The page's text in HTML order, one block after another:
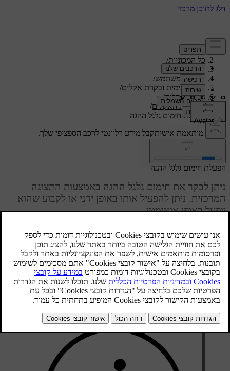
תמיכה/
כל המכוניות/
S60 2024
/
מדריך למשתמש/
נוחות פנימית ובקרת אקלים/
בקרת אקלים/
בקרות האקלים/
הפעלת חימום גלגל ההגה
תמיכה מותאמת אישיתקבל מידע רלוונטי לרכב הספציפי שלך.
הפעלת חימום גלגל ההגה
ניתן לבקר את חימום גלגל ההגה באמצעות התצוגה
המרכזית. ניתן להפעיל אותו באופן ידני או לקבוע שהוא
יופעל באופן אוטומטי.
כאשר מזג האוויר קר, נעים לחמם את גלגל ההגה ליצירת חוויית נהיגה
נוחה יותר. ניתן להפעיל ולכוונן את חימום המושבים באמצעות התצוגה
המרכזית.
לחץ על סמל המושב בצד הנהג בסרגל התחתון
.
בחר את רמת חימום גלגל ההגה המועדפת עליך.